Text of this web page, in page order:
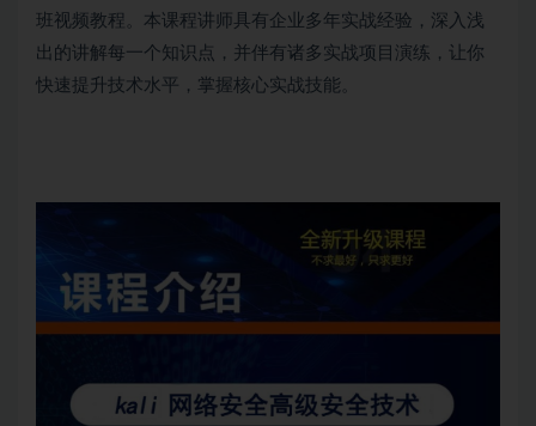
班视频教程。本课程讲师具有企业多年实战经验，深入浅
出的讲解每一个知识点，并伴有诸多实战项目演练，让你
快速提升技术水平，掌握核心实战技能。